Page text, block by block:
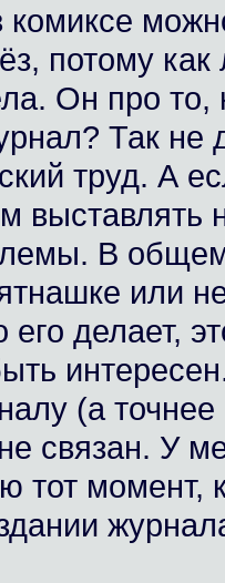
комиксе
потому
Он про то,
Так не
труд. А
выставлять
В
или
его делает,
(а точнее
связан. У
тот момент,